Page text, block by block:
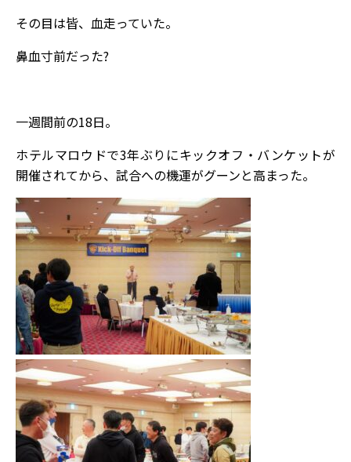
その目は皆、血走っていた。
鼻血寸前だった?
一週間前の18日。
ホテルマロウドで3年ぶりにキックオフ・バンケットが
開催されてから、試合への機運がグーンと高まった。